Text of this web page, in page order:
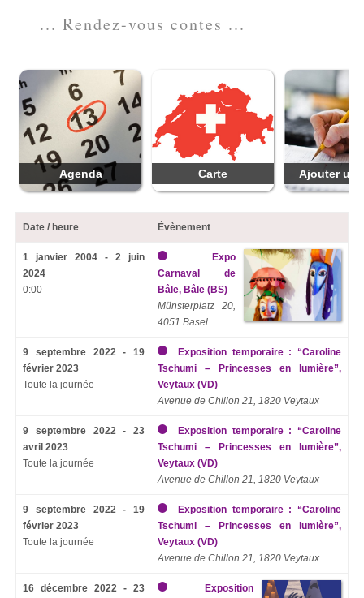
... Rendez-vous contes ...
Agenda Carte Ajouter
Date / heure Évènement
1 janvier 2004 - 2 juin
2024
0:00
Expo
Carnaval de
Bâle, Bâle (BS)
Münsterplatz 20,
4051 Basel
9 septembre 2022 - 19
février 2023
Toute la journée
Exposition temporaire : “Caroline
Tschumi – Princesses en lumière”,
Veytaux (VD)
Avenue de Chillon 21, 1820 Veytaux
9 septembre 2022 - 23
avril 2023
Toute la journée
Exposition temporaire : “Caroline
Tschumi – Princesses en lumière”,
Veytaux (VD)
Avenue de Chillon 21, 1820 Veytaux
9 septembre 2022 - 19
février 2023
Toute la journée
Exposition temporaire : “Caroline
Tschumi – Princesses en lumière”,
Veytaux (VD)
Avenue de Chillon 21, 1820 Veytaux
16 décembre 2022 - 23
Exposition